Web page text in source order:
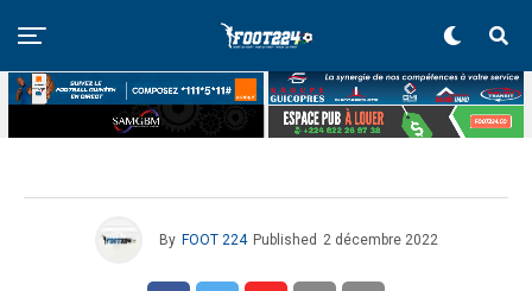
By FOOT 224 Published 2 décembre 2022